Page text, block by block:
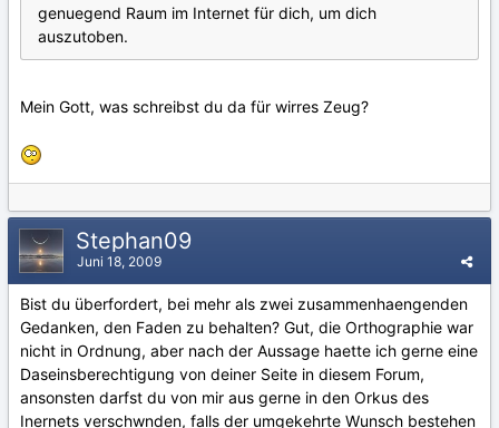
genuegend Raum im Internet für dich, um dich
auszutoben.
Mein Gott, was schreibst du da für wirres Zeug?
Stephan09
Juni 18, 2009
Bist du überfordert, bei mehr als zwei zusammenhaengenden
Gedanken, den Faden zu behalten? Gut, die Orthographie war
nicht in Ordnung, aber nach der Aussage haette ich gerne eine
Daseinsberechtigung von deiner Seite in diesem Forum,
ansonsten darfst du von mir aus gerne in den Orkus des
Inernets verschwnden, falls der umgekehrte Wunsch bestehen